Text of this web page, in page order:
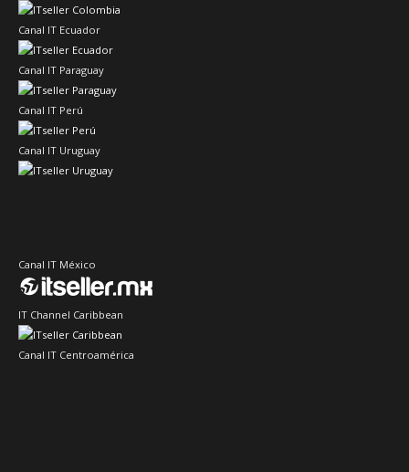
Canal IT Ecuador
Canal IT Paraguay
Canal IT Perú
Canal IT Uruguay
Canal IT México
IT Channel Caribbean
Canal IT Centroamérica